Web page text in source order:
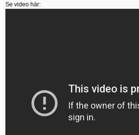
Se video här: